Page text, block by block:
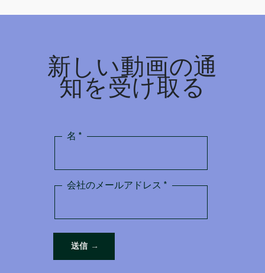
新しい動画の通
知を受け取る